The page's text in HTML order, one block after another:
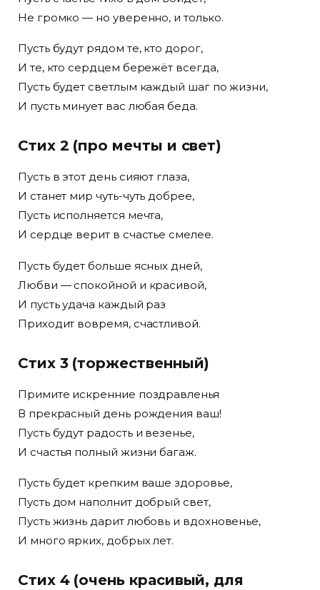
Не громко — но уверенно, и только.
Пусть будут рядом те, кто дорог,
И те, кто сердцем бережёт всегда,
Пусть будет светлым каждый шаг по жизни,
И пусть минует вас любая беда.
Стих 2 (про мечты и свет)
Пусть в этот день сияют глаза,
И станет мир чуть-чуть добрее,
Пусть исполняется мечта,
И сердце верит в счастье смелее.
Пусть будет больше ясных дней,
Любви — спокойной и красивой,
И пусть удача каждый раз
Приходит вовремя, счастливой.
Стих 3 (торжественный)
Примите искренние поздравленья
В прекрасный день рождения ваш!
Пусть будут радость и везенье,
И счастья полный жизни багаж.
Пусть будет крепким ваше здоровье,
Пусть дом наполнит добрый свет,
Пусть жизнь дарит любовь и вдохновенье,
И много ярких, добрых лет.
Стих 4 (очень красивый, для